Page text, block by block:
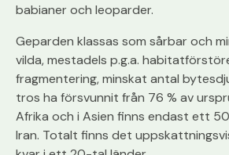
babianer och leoparder.
Geparden klassas som sårbar och
vilda, mestadels p.g.a.
fragmentering, minskat antal
tros ha försvunnit från 76 % av
Afrika och i Asien finns endast ett
Iran. Totalt finns det